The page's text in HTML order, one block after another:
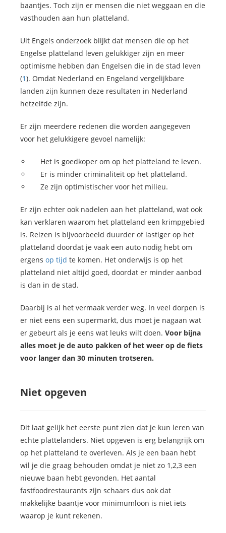
baantjes. Toch zijn er mensen die niet weggaan en die
vasthouden aan hun platteland.
Uit Engels onderzoek blijkt dat mensen die op het
Engelse platteland leven gelukkiger zijn en meer
optimisme hebben dan Engelsen die in de stad leven
(1). Omdat Nederland en Engeland vergelijkbare
landen zijn kunnen deze resultaten in Nederland
hetzelfde zijn.
Er zijn meerdere redenen die worden aangegeven
voor het gelukkigere gevoel namelijk:
Het is goedkoper om op het platteland te leven.
Er is minder criminaliteit op het platteland.
Ze zijn optimistischer voor het milieu.
Er zijn echter ook nadelen aan het platteland, wat ook
kan verklaren waarom het platteland een krimpgebied
is. Reizen is bijvoorbeeld duurder of lastiger op het
platteland doordat je vaak een auto nodig hebt om
ergens op tijd te komen. Het onderwijs is op het
platteland niet altijd goed, doordat er minder aanbod
is dan in de stad.
Daarbij is al het vermaak verder weg. In veel dorpen is
er niet eens een supermarkt, dus moet je nagaan wat
er gebeurt als je eens wat leuks wilt doen. Voor bijna
alles moet je de auto pakken of het weer op de fiets
voor langer dan 30 minuten trotseren.
Niet opgeven
Dit laat gelijk het eerste punt zien dat je kun leren van
echte plattelanders. Niet opgeven is erg belangrijk om
op het platteland te overleven. Als je een baan hebt
wil je die graag behouden omdat je niet zo 1,2,3 een
nieuwe baan hebt gevonden. Het aantal
fastfoodrestaurants zijn schaars dus ook dat
makkelijke baantje voor minimumloon is niet iets
waarop je kunt rekenen.